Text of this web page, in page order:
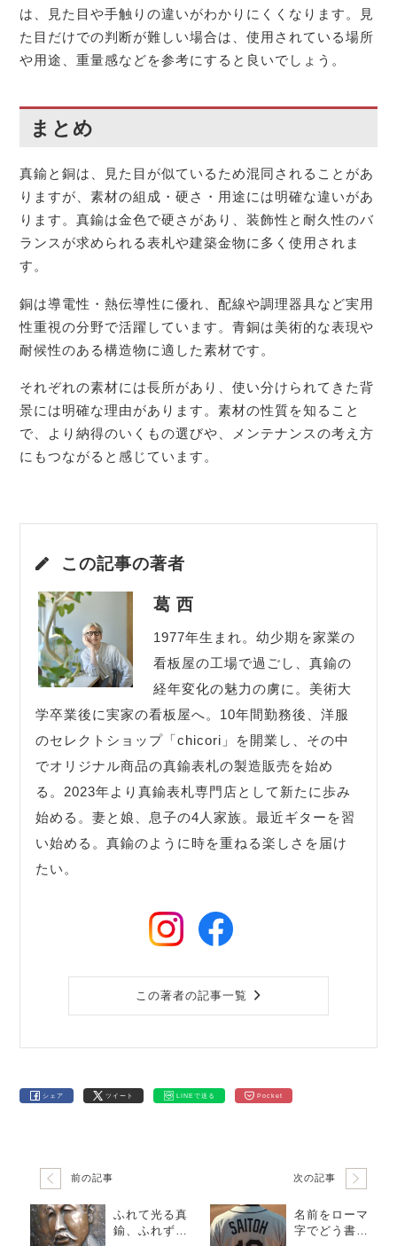
は、見た目や手触りの違いがわかりにくくなります。見
た目だけでの判断が難しい場合は、使用されている場所
や用途、重量感などを参考にすると良いでしょう。
まとめ
真鍮と銅は、見た目が似ているため混同されることがあ
りますが、素材の組成・硬さ・用途には明確な違いがあ
ります。真鍮は金色で硬さがあり、装飾性と耐久性のバ
ランスが求められる表札や建築金物に多く使用されま
す。
銅は導電性・熱伝導性に優れ、配線や調理器具など実用
性重視の分野で活躍しています。青銅は美術的な表現や
耐候性のある構造物に適した素材です。
それぞれの素材には長所があり、使い分けられてきた背
景には明確な理由があります。素材の性質を知ること
で、より納得のいくもの選びや、メンテナンスの考え方
にもつながると感じています。
この記事の著者
葛 西
1977年生まれ。幼少期を家業の
看板屋の工場で過ごし、真鍮の
経年変化の魅力の虜に。美術大
学卒業後に実家の看板屋へ。10年間勤務後、洋服
のセレクトショップ「chicori」を開業し、その中
でオリジナル商品の真鍮表札の製造販売を始め
る。2023年より真鍮表札専門店として新たに歩み
始める。妻と娘、息子の4人家族。最近ギターを習
い始める。真鍮のように時を重ねる楽しさを届け
たい。
この著者の記事一覧
シェア ツイート LINEで送る Pocket
前の記事
ふれて光る真
鍮、ふれずに
次の記事
名前をローマ
字でどう書